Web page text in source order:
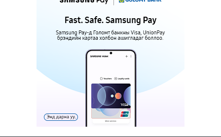
Нэгдүгээр хорооллын арын замыг өнөөдөр орой
23:00 цагаас түр хааж, борооны ус зайлуулах
шугамын хөндлөн сэтэлгээ хийнэ
Нэгдүгээр ангид элсэгчдийн бүртгэлийг энэ
сарын 17-ноос E-Mongolia системээр зохион
12 цагийн өмнө